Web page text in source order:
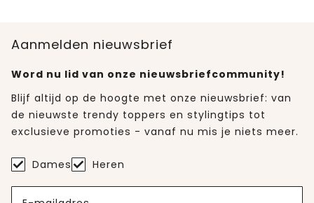
Aanmelden nieuwsbrief
Word nu lid van onze nieuwsbriefcommunity!
Blijf altijd op de hoogte met onze nieuwsbrief: van
de nieuwste trendy toppers en stylingtips tot
exclusieve promoties - vanaf nu mis je niets meer.
Dames Heren